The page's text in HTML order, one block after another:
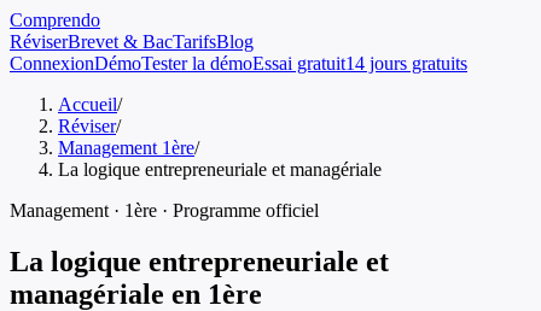
Comprendo
RéviserBrevet & BacTarifsBlog
ConnexionDémoTester la démoEssai gratuit14 jours gratuits
Accueil/
Réviser/
Management 1ère/
La logique entrepreneuriale et managériale
Management · 1ère · Programme officiel
La logique entrepreneuriale et
managériale en 1ère